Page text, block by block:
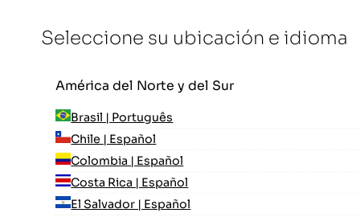
Seleccione su ubicación e idioma
América del Norte y del Sur
Brasil | Português
Chile | Español
Colombia | Español
Costa Rica | Español
El Salvador | Español